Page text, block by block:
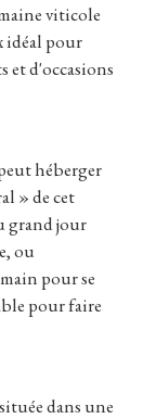
viticole
idéal pour
et d'occasions
héberger
» de cet
grand jour
ou
pour se
pour faire
dans une